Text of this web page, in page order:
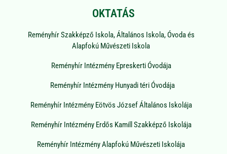
OKTATÁS
Reményhír Szakképző Iskola, Általános Iskola, Óvoda és
Alapfokú Művészeti Iskola
Reményhír Intézmény Epreskerti Óvodája
Reményhír Intézmény Hunyadi téri Óvodája
Reményhír Intézmény Eötvös József Általános Iskolája
Reményhír Intézmény Erdős Kamill Szakképző Iskolája
Reményhír Intézmény Alapfokú Művészeti Iskolája